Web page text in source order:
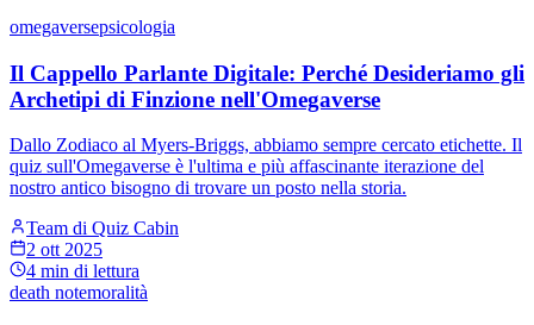
omegaversepsicologia
Il Cappello Parlante Digitale: Perché Desideriamo gli
Archetipi di Finzione nell'Omegaverse
Dallo Zodiaco al Myers-Briggs, abbiamo sempre cercato etichette. Il
quiz sull'Omegaverse è l'ultima e più affascinante iterazione del
nostro antico bisogno di trovare un posto nella storia.
Team di Quiz Cabin
2 ott 2025
4 min di lettura
death notemoralità